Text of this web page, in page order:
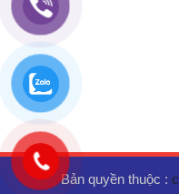
Bản quyền thuộc :